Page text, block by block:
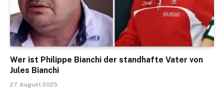
Wer ist Philippe Bianchi der standhafte Vater von
Jules Bianchi
27. August 2025